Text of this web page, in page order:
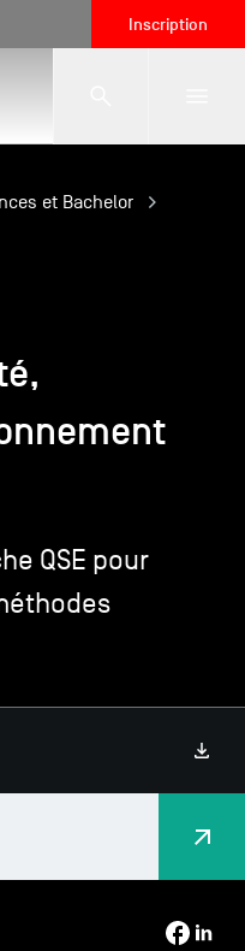
Inscription
et Bachelor
QSE pour